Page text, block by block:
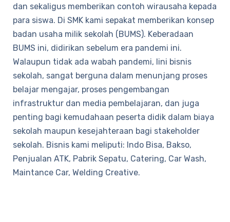
dan sekaligus memberikan contoh wirausaha kepada
para siswa. Di SMK kami sepakat memberikan konsep
badan usaha milik sekolah (BUMS). Keberadaan
BUMS ini, didirikan sebelum era pandemi ini.
Walaupun tidak ada wabah pandemi, lini bisnis
sekolah, sangat berguna dalam menunjang proses
belajar mengajar, proses pengembangan
infrastruktur dan media pembelajaran, dan juga
penting bagi kemudahaan peserta didik dalam biaya
sekolah maupun kesejahteraan bagi stakeholder
sekolah. Bisnis kami meliputi: Indo Bisa, Bakso,
Penjualan ATK, Pabrik Sepatu, Catering, Car Wash,
Maintance Car, Welding Creative.